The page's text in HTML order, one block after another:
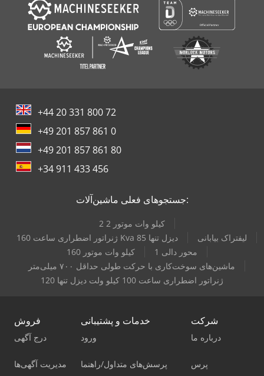
+44 20 331 800 72
+49 201 857 861 0
+49 201 857 861 80
+34 911 433 456
جستجوهای فعلی ماشین‌آلات:
2 2 کیلو وات موتور
ژنراتور اضطراری ساعت 160 Kva دیزل تنها 85
لیفتراک بیابانی
160 کیلو وات موتور
1 محور دالی
ماشین‌های سوخت‌کاری با حرکت طولی حداقل ۷۰۰ میلی‌متر
ژنراتور اضطراری ساعت 100 کيلو ولت دیزل تنها 120
فروش
درج آگهی
مدیریت آگهی‌ها
خدمات و پشتیبانی
ورود
پرسش‌های متداول/راهنما
شرکت
درباره ما
پرس